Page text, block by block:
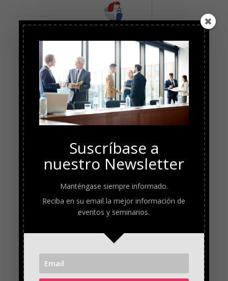
Suscríbase a
nuestro Newsletter
Manténgase siempre informado.
Reciba en su email la mejor información de
eventos y seminarios.